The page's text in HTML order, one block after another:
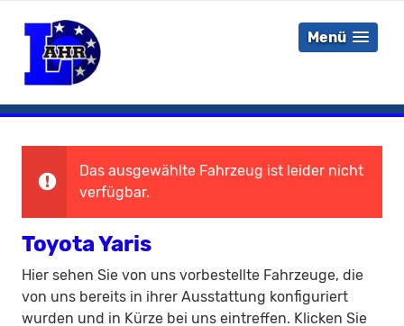
Menü
Das ausgewählte Fahrzeug ist leider nicht
verfügbar.
Toyota Yaris
Hier sehen Sie von uns vorbestellte Fahrzeuge, die
von uns bereits in ihrer Ausstattung konfiguriert
wurden und in Kürze bei uns eintreffen. Klicken Sie